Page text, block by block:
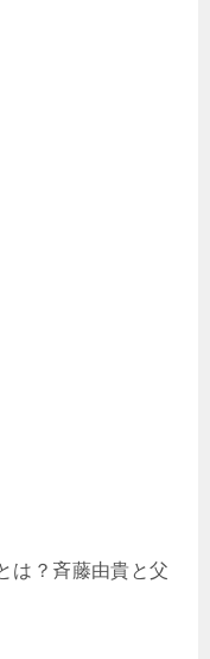
は？斉藤由貴と父